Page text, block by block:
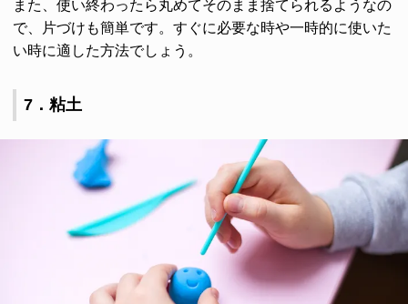
また、使い終わったら丸めてそのまま捨てられるようなの
で、片づけも簡単です。すぐに必要な時や一時的に使いた
い時に適した方法でしょう。
7．粘土